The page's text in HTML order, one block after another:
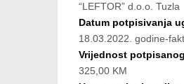
“LEFTOR” d.o.o. Tuzla
Datum potpisivanja
18.03.2022. godine-
Vrijednost
325,00 KM